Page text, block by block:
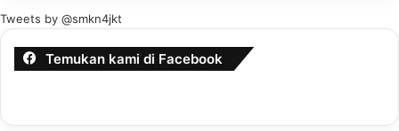
Tweets by @smkn4jkt
Temukan kami di Facebook